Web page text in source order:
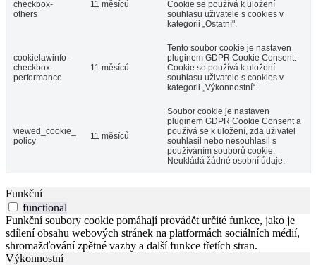
checkbox-
others
11 měsíců
Cookie se používá k uložení
souhlasu uživatele s cookies v
kategorii „Ostatní".
cookielawinfo-
checkbox-
performance
11 měsíců
Tento soubor cookie je nastaven
pluginem GDPR Cookie Consent.
Cookie se používá k uložení
souhlasu uživatele s cookies v
kategorii „Výkonnostní“.
viewed_cookie_
policy
11 měsíců
Soubor cookie je nastaven
pluginem GDPR Cookie Consent a
používá se k uložení, zda uživatel
souhlasil nebo nesouhlasil s
používáním souborů cookie.
Neukládá žádné osobní údaje.
Funkční
functional
Funkční soubory cookie pomáhají provádět určité funkce, jako je
sdílení obsahu webových stránek na platformách sociálních médií,
shromažďování zpětné vazby a další funkce třetích stran.
Výkonnostní